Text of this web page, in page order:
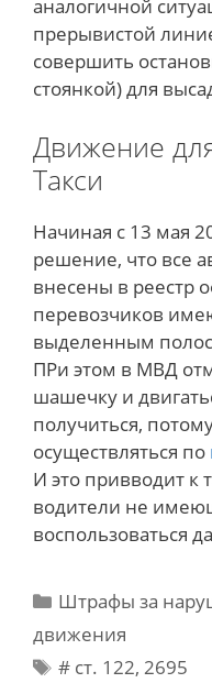
аналогичной
прерывистой
совершить
стоянкой) для
Движение
Такси
Начиная с 13 мая
решение, что все
внесены в реестр
перевозчиков
выделенным
ПРи этом в МВД
шашечку и
получиться,
осуществляться по
И это привводит к
водители не
воспользоваться
Categories
Штрафы за
движения
Tags
# ст. 122,2695